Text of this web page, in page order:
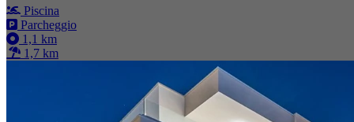
Piscina
Parcheggio
1,1 km
1,7 km